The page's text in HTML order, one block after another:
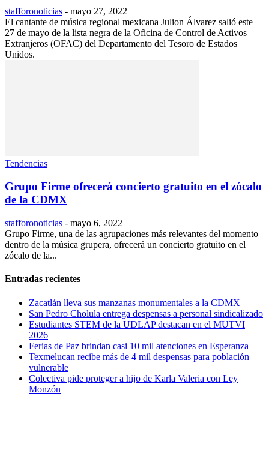
stafforonoticias - mayo 27, 2022
El cantante de música regional mexicana Julion Álvarez salió este
27 de mayo de la lista negra de la Oficina de Control de Activos
Extranjeros (OFAC) del Departamento del Tesoro de Estados
Unidos.
Tendencias
Grupo Firme ofrecerá concierto gratuito en el zócalo
de la CDMX
stafforonoticias - mayo 6, 2022
Grupo Firme, una de las agrupaciones más relevantes del momento
dentro de la música grupera, ofrecerá un concierto gratuito en el
zócalo de la...
Entradas recientes
Zacatlán lleva sus manzanas monumentales a la CDMX
San Pedro Cholula entrega despensas a personal sindicalizado
Estudiantes STEM de la UDLAP destacan en el MUTVI
2026
Ferias de Paz brindan casi 10 mil atenciones en Esperanza
Texmelucan recibe más de 4 mil despensas para población
vulnerable
Colectiva pide proteger a hijo de Karla Valeria con Ley
Monzón